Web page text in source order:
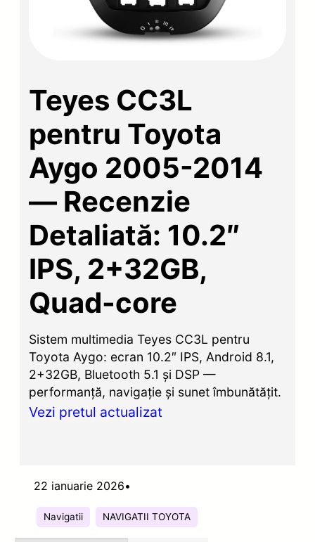
Teyes CC3L
pentru Toyota
Aygo 2005-2014
— Recenzie
Detaliată: 10.2″
IPS, 2+32GB,
Quad-core
Sistem multimedia Teyes CC3L pentru
Toyota Aygo: ecran 10.2″ IPS, Android 8.1,
2+32GB, Bluetooth 5.1 și DSP —
performanță, navigație și sunet îmbunătățit.
Vezi pretul actualizat
22 ianuarie 2026•
Navigatii NAVIGATII TOYOTA